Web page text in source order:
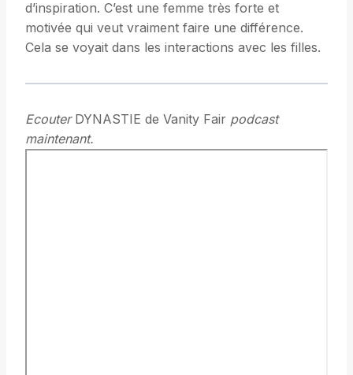
d’inspiration. C’est une femme très forte et
motivée qui veut vraiment faire une différence.
Cela se voyait dans les interactions avec les filles.
EcouterDYNASTIE de Vanity Fair podcast
maintenant.